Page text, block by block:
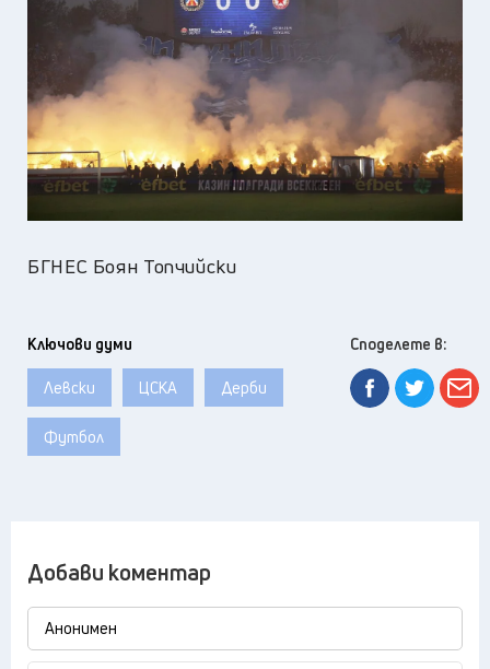
БГНЕС Боян Топчийски
Ключови думи
Левски ЦСКА Дерби
Футбол
Споделете в:
Добави коментар